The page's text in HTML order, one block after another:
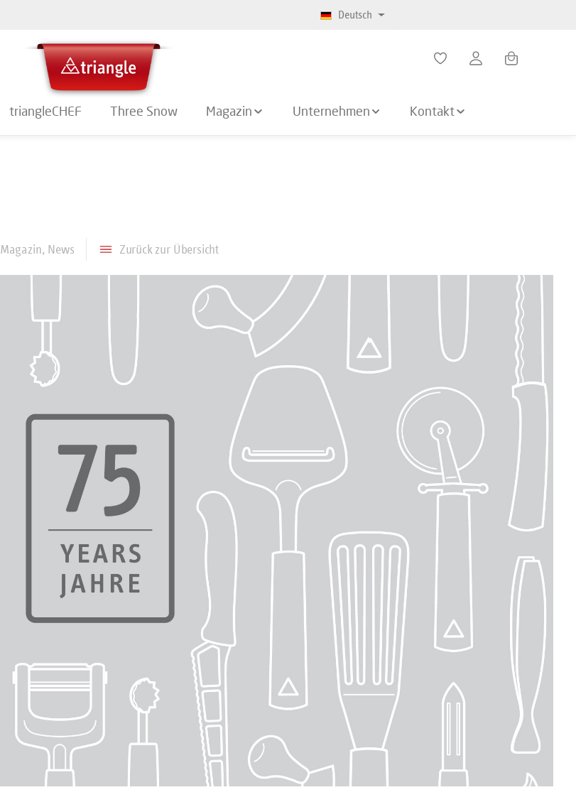
Deutsch
Warenkorb
triangleCHEF Three Snow Magazin Unternehmen Kontakt
Magazin News Zurück zur Übersicht